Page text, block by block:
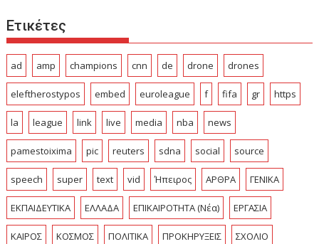
Ετικέτες
ad amp champions cnn de drone drones
eleftherostypos embed euroleague f fifa gr https
la league link live media nba news
pamestoixima pic reuters sdna social source
speech super text vid Ήπειρος ΑΡΘΡΑ ΓΕΝΙΚΑ
ΕΚΠΑΙΔΕΥΤΙΚΑ ΕΛΛΑΔΑ ΕΠΙΚΑΙΡΟΤΗΤΑ (Νέα) ΕΡΓΑΣΙΑ
ΚΑΙΡΟΣ ΚΟΣΜΟΣ ΠΟΛΙΤΙΚΑ ΠΡΟΚΗΡΥΞΕΙΣ ΣΧΟΛΙΟ